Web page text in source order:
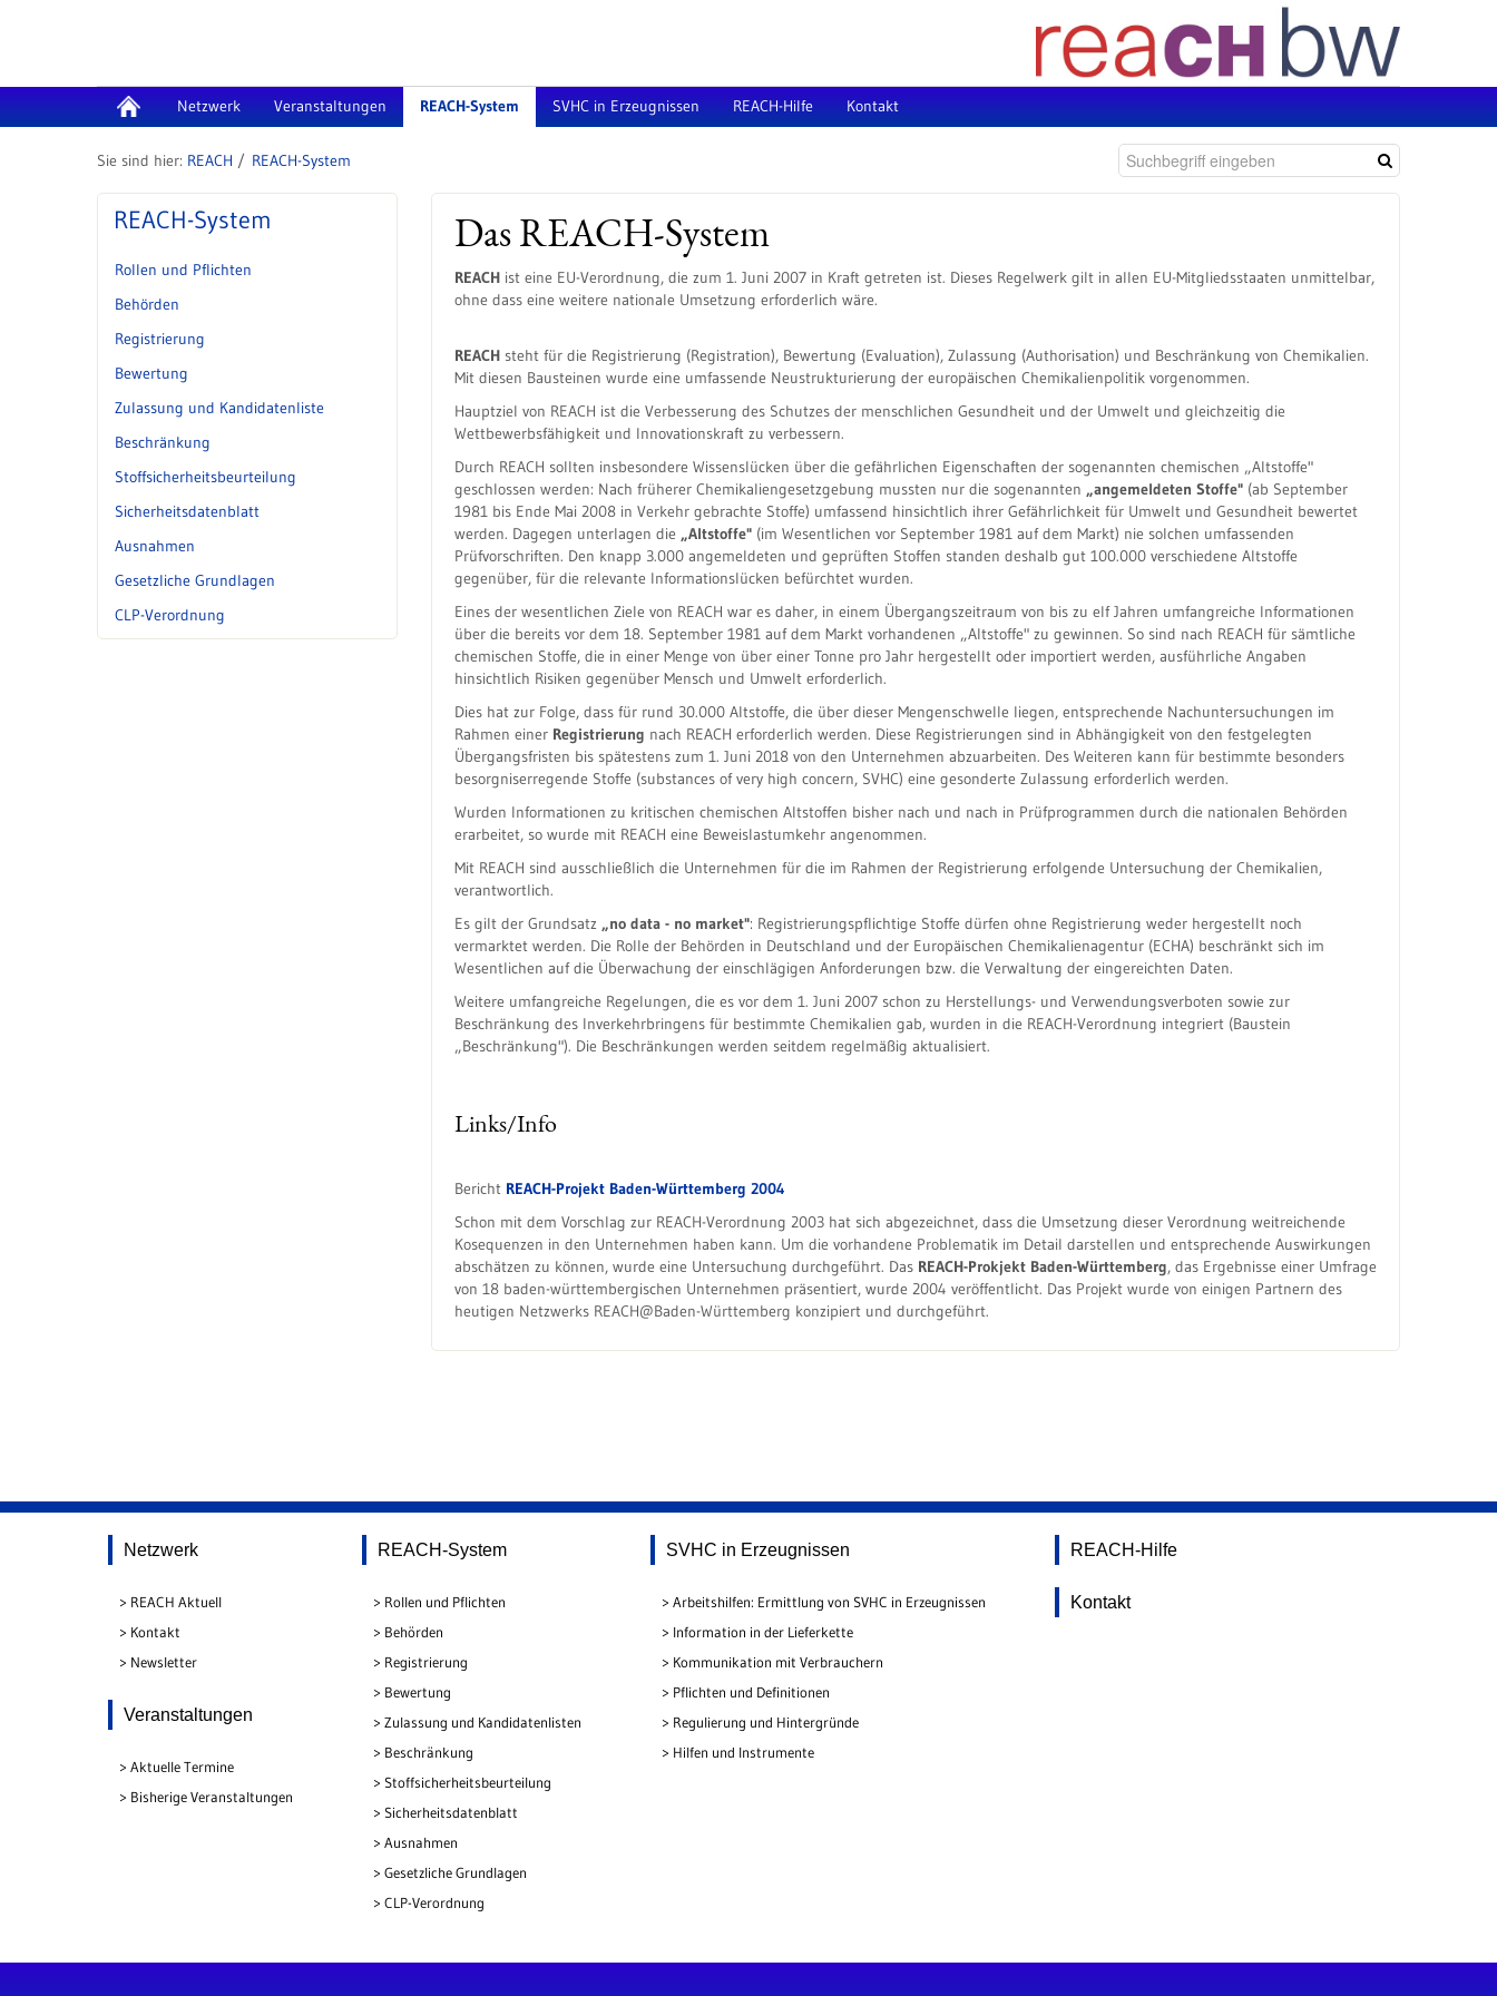
Netzwerk Veranstaltungen REACH-System SVHC in Erzeugnissen REACH-Hilfe Kontakt
REACH REACH-System
REACH-System
Rollen und Pflichten
Behörden
Registrierung
Bewertung
Zulassung und Kandidatenliste
Beschränkung
Stoffsicherheitsbeurteilung
Sicherheitsdatenblatt
Ausnahmen
Gesetzliche Grundlagen
CLP-Verordnung
Das REACH-System
REACH ist eine EU-Verordnung, die zum 1. Juni 2007 in Kraft getreten ist. Dieses Regelwerk gilt in allen EU-Mitgliedsstaaten unmittelbar,
ohne dass eine weitere nationale Umsetzung erforderlich wäre.
REACH steht für die Registrierung (Registration), Bewertung (Evaluation), Zulassung (Authorisation) und Beschränkung von Chemikalien.
Mit diesen Bausteinen wurde eine umfassende Neustrukturierung der europäischen Chemikalienpolitik vorgenommen.
Hauptziel von REACH ist die Verbesserung des Schutzes der menschlichen Gesundheit und der Umwelt und gleichzeitig die
Wettbewerbsfähigkeit und Innovationskraft zu verbessern.
Durch REACH sollten insbesondere Wissenslücken über die gefährlichen Eigenschaften der sogenannten chemischen „Altstoffe"
geschlossen werden: Nach früherer Chemikaliengesetzgebung mussten nur die sogenannten „angemeldeten Stoffe" (ab September
1981 bis Ende Mai 2008 in Verkehr gebrachte Stoffe) umfassend hinsichtlich ihrer Gefährlichkeit für Umwelt und Gesundheit bewertet
werden. Dagegen unterlagen die „Altstoffe"(im Wesentlichen vor September 1981 auf dem Markt) nie solchen umfassenden
Prüfvorschriften. Den knapp 3.000 angemeldeten und geprüften Stoffen standen deshalb gut 100.000 verschiedene Altstoffe
gegenüber, für die relevante Informationslücken befürchtet wurden.
Eines der wesentlichen Ziele von REACH war es daher, in einem Übergangszeitraum von bis zu elf Jahren umfangreiche Informationen
über die bereits vor dem 18. September 1981 auf dem Markt vorhandenen „Altstoffe" zu gewinnen. So sind nach REACH für sämtliche
chemischen Stoffe, die in einer Menge von über einer Tonne pro Jahr hergestellt oder importiert werden, ausführliche Angaben
hinsichtlich Risiken gegenüber Mensch und Umwelt erforderlich.
Dies hat zur Folge, dass für rund 30.000 Altstoffe, die über dieser Mengenschwelle liegen, entsprechende Nachuntersuchungen im
Rahmen einer Registrierung nach REACH erforderlich werden. Diese Registrierungen sind in Abhängigkeit von den festgelegten
Übergangsfristen bis spätestens zum 1. Juni 2018 von den Unternehmen abzuarbeiten. Des Weiteren kann für bestimmte besonders
besorgniserregende Stoffe (substances of very high concern, SVHC) eine gesonderte Zulassung erforderlich werden.
Wurden Informationen zu kritischen chemischen Altstoffen bisher nach und nach in Prüfprogrammen durch die nationalen Behörden
erarbeitet, so wurde mit REACH eine Beweislastumkehr angenommen.
Mit REACH sind ausschließlich die Unternehmen für die im Rahmen der Registrierung erfolgende Untersuchung der Chemikalien,
verantwortlich.
Es gilt der Grundsatz„no data - no market": Registrierungspflichtige Stoffe dürfen ohne Registrierung weder hergestellt noch
vermarktet werden. Die Rolle der Behörden in Deutschland und der Europäischen Chemikalienagentur (ECHA) beschränkt sich im
Wesentlichen auf die Überwachung der einschlägigen Anforderungen bzw. die Verwaltung der eingereichten Daten.
Weitere umfangreiche Regelungen, die es vor dem 1. Juni 2007 schon zu Herstellungs- und Verwendungsverboten sowie zur
Beschränkung des Inverkehrbringens für bestimmte Chemikalien gab, wurden in die REACH-Verordnung integriert (Baustein
„Beschränkung"). Die Beschränkungen werden seitdem regelmäßig aktualisiert.
Links/Info
Bericht REACH-Projekt Baden-Württemberg 2004
Schon mit dem Vorschlag zur REACH-Verordnung 2003 hat sich abgezeichnet, dass die Umsetzung dieser Verordnung weitreichende
Kosequenzen in den Unternehmen haben kann. Um die vorhandene Problematik im Detail darstellen und entsprechende Auswirkungen
abschätzen zu können, wurde eine Untersuchung durchgeführt. Das REACH-Prokjekt Baden-Württemberg, das Ergebnisse einer Umfrage
von 18 baden-württembergischen Unternehmen präsentiert, wurde 2004 veröffentlicht. Das Projekt wurde von einigen Partnern des
heutigen Netzwerks REACH@Baden-Württemberg konzipiert und durchgeführt.
Netzwerk
REACH Aktuell
Kontakt
Newsletter
Veranstaltungen
Aktuelle Termine
Bisherige Veranstaltungen
REACH-System
Rollen und Pflichten
Behörden
Registrierung
Bewertung
Zulassung und Kandidatenlisten
Beschränkung
Stoffsicherheitsbeurteilung
Sicherheitsdatenblatt
Ausnahmen
Gesetzliche Grundlagen
CLP-Verordnung
SVHC in Erzeugnissen
Arbeitshilfen: Ermittlung von SVHC in Erzeugnissen
Information in der Lieferkette
Kommunikation mit Verbrauchern
Pflichten und Definitionen
Regulierung und Hintergründe
Hilfen und Instrumente
REACH-Hilfe
Kontakt